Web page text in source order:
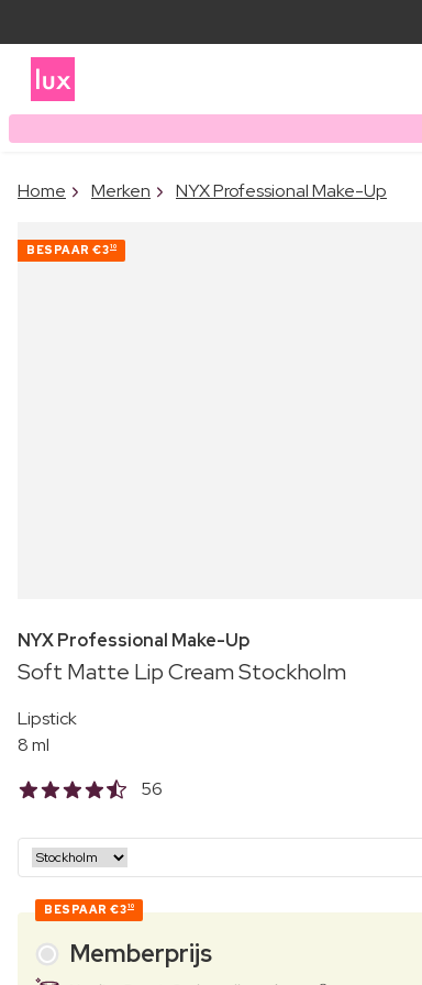
Home Merken NYX Professional Make-Up
BESPAAR €310
NYX Professional Make-Up
Soft Matte Lip Cream Stockholm
Lipstick
8 ml
56
BESPAAR €310
Memberprijs